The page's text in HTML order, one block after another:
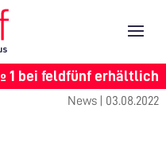
1 bei feldfünf erhältlich
News | 03.08.2022